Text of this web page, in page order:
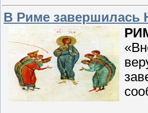
В Риме завершилась